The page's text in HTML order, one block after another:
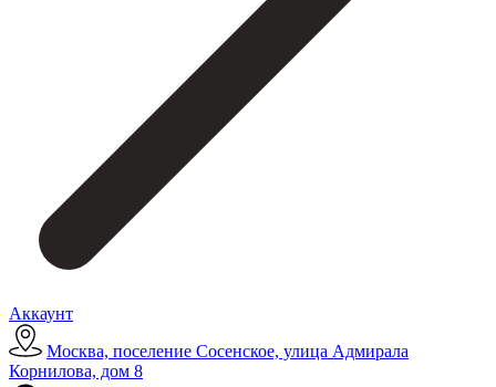
Аккаунт
Москва, поселение Сосенское, улица Адмирала
Корнилова, дом 8